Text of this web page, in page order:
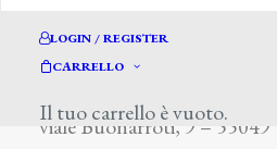
LOGIN / REGISTER
CARRELLO
Il tuo carrello è vuoto.
viale Buonarroti, 9 –